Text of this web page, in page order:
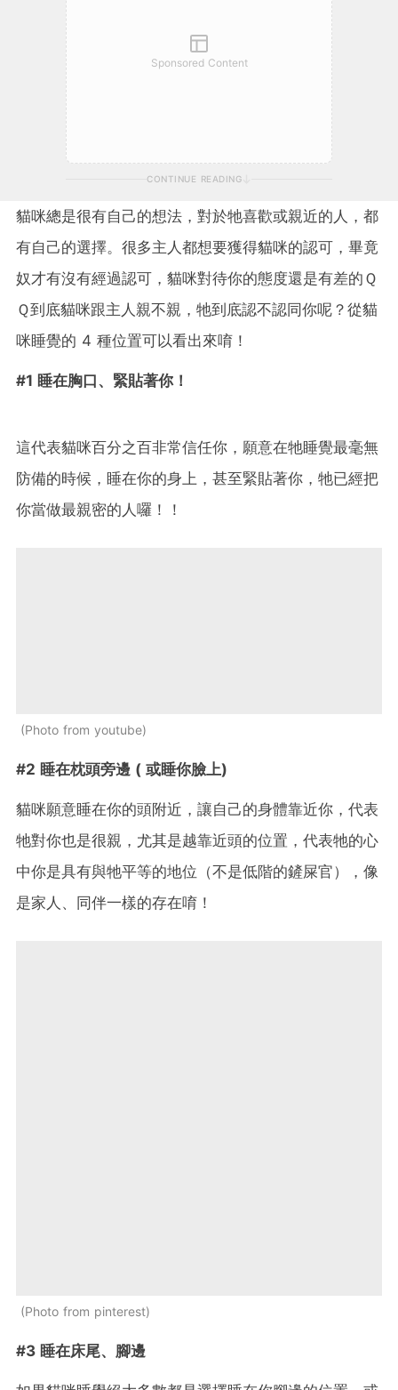
Sponsored Content
CONTINUE READING
貓咪總是很有自己的想法，對於牠喜歡或親近的人，都
有自己的選擇。很多主人都想要獲得貓咪的認可，畢竟
奴才有沒有經過認可，貓咪對待你的態度還是有差的Ｑ
Ｑ到底貓咪跟主人親不親，牠到底認不認同你呢？從貓
咪睡覺的 4 種位置可以看出來唷！
#1 睡在胸口、緊貼著你！
這代表貓咪百分之百非常信任你，願意在牠睡覺最毫無
防備的時候，睡在你的身上，甚至緊貼著你，牠已經把
你當做最親密的人囉！！
Photo from youtube
#2 睡在枕頭旁邊 ( 或睡你臉上)
貓咪願意睡在你的頭附近，讓自己的身體靠近你，代表
牠對你也是很親，尤其是越靠近頭的位置，代表牠的心
中你是具有與牠平等的地位（不是低階的鏟屎官），像
是家人、同伴一樣的存在唷！
Photo from pinterest
#3 睡在床尾、腳邊